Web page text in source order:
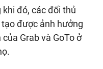
khi đó, các đối thủ
được ảnh hưởng
Grab và GoTo ở